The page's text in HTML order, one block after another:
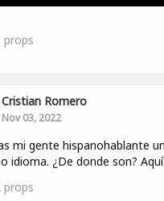
props
Cristian Romero
Nov 03, 2022
mi gente hispanohablante
idioma. ¿De donde son?
props